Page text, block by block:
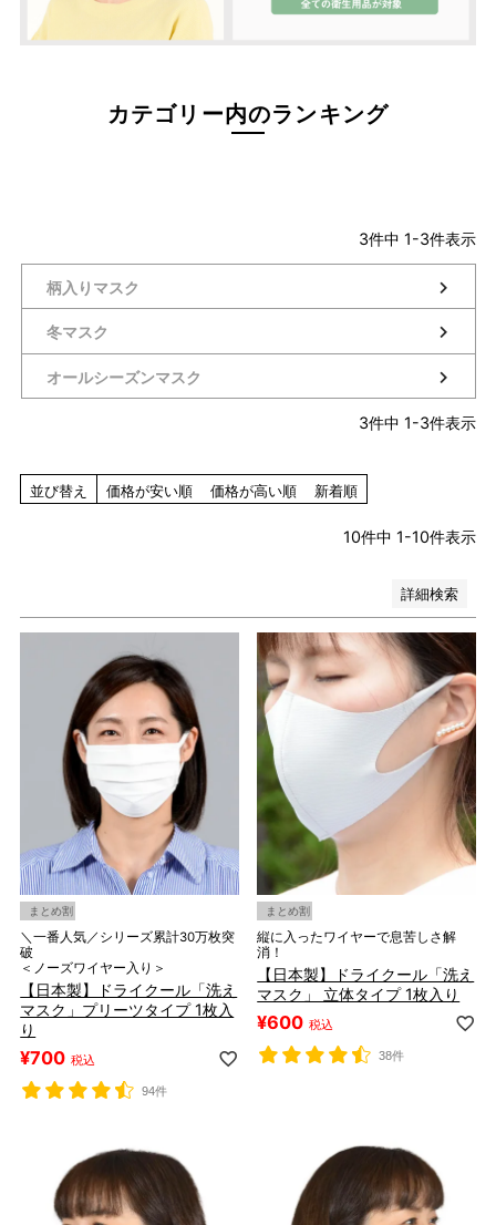
カテゴリー内のランキング
3件中 1-3件表示
柄入りマスク
冬マスク
オールシーズンマスク
3件中 1-3件表示
並び替え 価格が安い順 価格が高い順 新着順
10件中 1-10件表示
詳細検索
指定なし
ベージュ系
ピンク系
イエロー系
ブラウン系
パープル系
在庫なし商品を表示しない
まとめ割
＼一番人気／シリーズ累計30万枚突
破
＜ノーズワイヤー入り＞
【日本製】ドライクール「洗え
マスク」プリーツタイプ 1枚入
り
¥700 税込
94件
まとめ割
縦に入ったワイヤーで息苦しさ解
消！
【日本製】ドライクール「洗え
マスク」 立体タイプ 1枚入り
¥600 税込
38件